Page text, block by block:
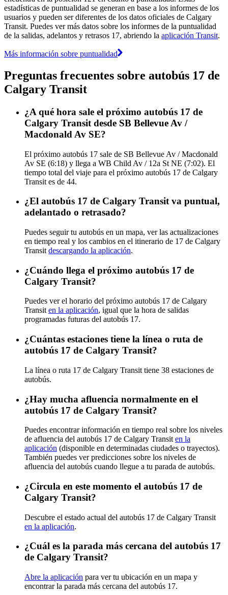
estadísticas de puntualidad se generan en base a los informes de los
usuarios y pueden ser diferentes de los datos oficiales de Calgary
Transit. Puedes ver más datos sobre los informes de la puntualidad
de la salidas, adelantos y retrasos 17, abriendo la aplicación Transit.
Más información sobre puntualidad
Preguntas frecuentes sobre autobús 17 de
Calgary Transit
¿A qué hora sale el próximo autobús 17 de
Calgary Transit desde SB Bellevue Av /
Macdonald Av SE?
El próximo autobús 17 sale de SB Bellevue Av / Macdonald
Av SE (6:18) y llega a WB Child Av / 12a St NE (7:02). El
tiempo total del viaje para el próximo autobús 17 de Calgary
Transit es de 44.
¿El autobús 17 de Calgary Transit va puntual,
adelantado o retrasado?
Puedes seguir tu autobús en un mapa, ver las actualizaciones
en tiempo real y los cambios en el itinerario de 17 de Calgary
Transit descargando la aplicación.
¿Cuándo llega el próximo autobús 17 de
Calgary Transit?
Puedes ver el horario del próximo autobús 17 de Calgary
Transit en la aplicación, igual que la hora de salidas
programadas futuras del autobús 17.
¿Cuántas estaciones tiene la línea o ruta de
autobús 17 de Calgary Transit?
La línea o ruta 17 de Calgary Transit tiene 38 estaciones de
autobús.
¿Hay mucha afluencia normalmente en el
autobús 17 de Calgary Transit?
Puedes encontrar información en tiempo real sobre los niveles
de afluencia del autobús 17 de Calgary Transit en la
aplicación (disponible en determinadas ciudades o trayectos).
También puedes ver predicciones sobre los niveles de
afluencia del autobús cuando llegue a tu parada de autobús.
¿Circula en este momento el autobús 17 de
Calgary Transit?
Descubre el estado actual del autobús 17 de Calgary Transit
en la aplicación.
¿Cuál es la parada más cercana del autobús 17
de Calgary Transit?
Abre la aplicación para ver tu ubicación en un mapa y
encontrar la parada más cercana del autobús 17.